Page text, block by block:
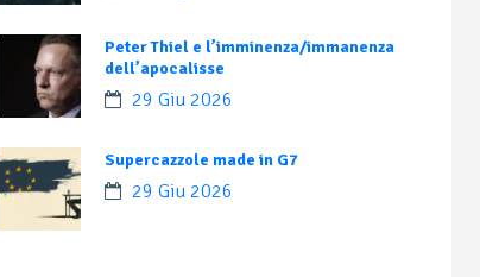
Peter Thiel e l’imminenza/immanenza
dell’apocalisse
29 Giu 2026
Supercazzole made in G7
29 Giu 2026